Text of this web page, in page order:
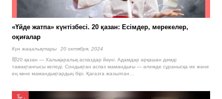
«Үйде жатпа» күнтізбесі. 20 қазан: Есімдер, мерекелер,
оқиғалар
Күн жаңалықтары
20 октября, 2024
😻20 қазан — Халықаралық аспаздар йкүні. Адамдар әрқашан дәмді
тамақтанғысы келеді. Сондықтан аспаз мамандығы — әлемде сұранысқа ие және
ең көне мамандықтардың бірі. Қағазға жазылған…